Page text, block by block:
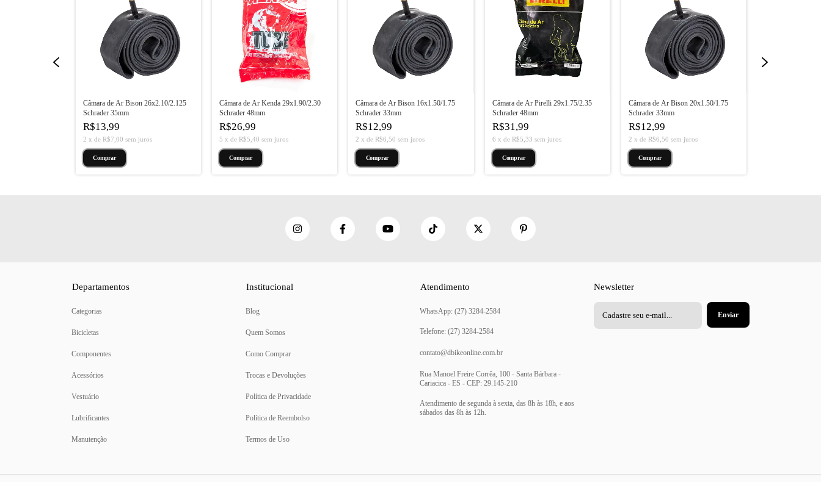
Câmara de Ar Bison 26x2.10/2.125
Schrader 35mm
R$13,99
2 x de R$7,00 sem juros
Câmara de Ar Kenda 29x1.90/2.30
Schrader 48mm
R$26,99
5 xde R$5,40 sem juros
Câmara de Ar Bison 16x1.50/1.75
Schrader 33mm
R$12,99
2 xde R$6,50 sem juros
Câmara de Ar Pirelli 29x1.75/2.35
Schrader 48mm
R$31,99
6 x de R$5,33 sem juros
Câmara de Ar Bison 20x1.50/1.75
Schrader 33mm
R$12,99
2 x de R$6,50 sem juros
Departamentos
Categorias
Bicicletas
Componentes
Acessórios
Vestuário
Lubrificantes
Manutenção
Institucional
Blog
Quem Somos
Como Comprar
Trocas e Devoluções
Política de Privacidade
Política de Reembolso
Termos de Uso
Atendimento
(27) 3284-2584
contato@dbikeonline.com.br
Rua Manoel Freire Corrêa, 100 - Santa Bárbara -
Cariacica - ES - CEP: 29.145-210
Newsletter